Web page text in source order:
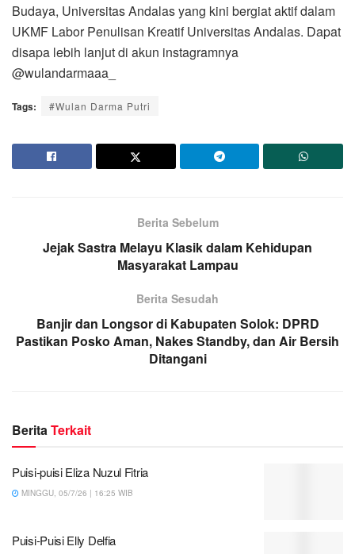
Budaya, Universitas Andalas yang kini bergiat aktif dalam
UKMF Labor Penulisan Kreatif Universitas Andalas. Dapat
disapa lebih lanjut di akun instagramnya
@wulandarmaaa_
Tags: #Wulan Darma Putri
Berita Sebelum
Jejak Sastra Melayu Klasik dalam Kehidupan
Masyarakat Lampau
Berita Sesudah
Banjir dan Longsor di Kabupaten Solok: DPRD
Pastikan Posko Aman, Nakes Standby, dan Air Bersih
Ditangani
Berita Terkait
Puisi-puisi Eliza Nuzul Fitria
MINGGU, 05/7/26 | 16:25 WIB
Puisi-Puisi Elly Delfia